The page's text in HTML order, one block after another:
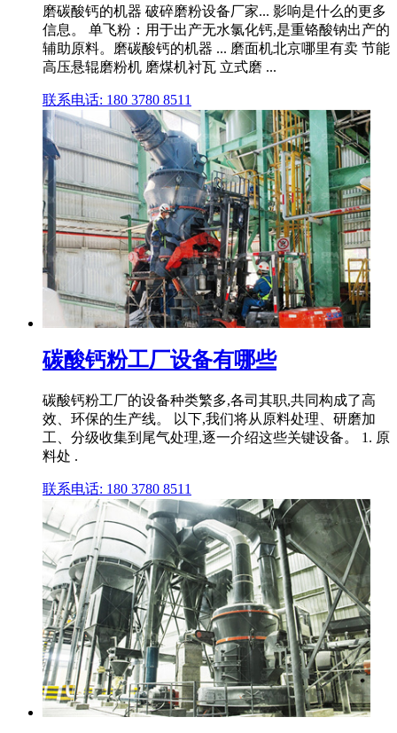
磨碳酸钙的机器 破碎磨粉设备厂家... 影响是什么的更多
信息。 单飞粉：用于出产无水氯化钙,是重铬酸钠出产的
辅助原料。磨碳酸钙的机器 ... 磨面机北京哪里有卖 节能
高压悬辊磨粉机 磨煤机衬瓦 立式磨 ...
联系电话: 180 3780 8511
碳酸钙粉工厂设备有哪些
碳酸钙粉工厂的设备种类繁多,各司其职,共同构成了高
效、环保的生产线。 以下,我们将从原料处理、研磨加
工、分级收集到尾气处理,逐一介绍这些关键设备。 1. 原
料处 .
联系电话: 180 3780 8511